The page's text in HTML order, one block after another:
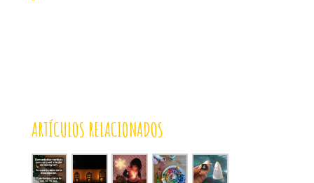
ARTÍCULOS RELACIONADOS